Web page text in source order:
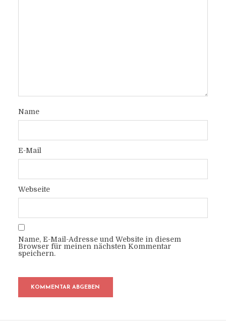
Name
E-Mail
Webseite
Name, E-Mail-Adresse und Website in diesem
Browser für meinen nächsten Kommentar
speichern.